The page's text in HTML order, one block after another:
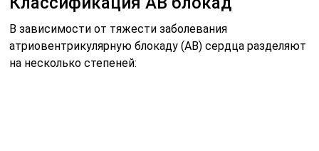
В зависимости от тяжести заболевания
атриовентрикулярную блокаду (АВ) сердца разделяют
на несколько степеней: